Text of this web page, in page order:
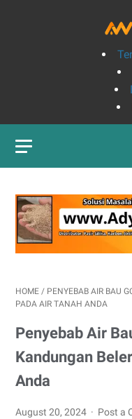
HOME / PENYEBAB AIR BAU
PADA AIR TANAH ANDA
Penyebab Air
Kandungan
Anda
August 20, 2024 Post a